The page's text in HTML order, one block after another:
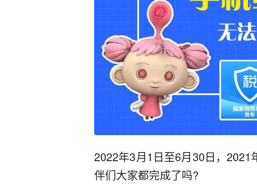
2022年3月1日至6月30日，
伴们大家都完成了吗?